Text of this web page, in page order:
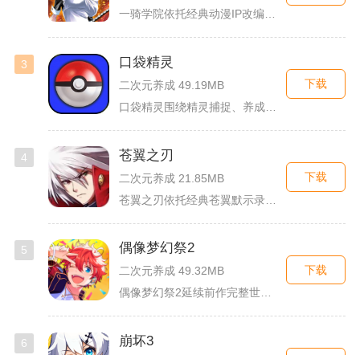
3 口袋精灵
二次元养成 49.19MB
下载
4 苍翼之刃
二次元养成 21.85MB
下载
5 偶像梦幻祭2
二次元养成 49.32MB
偶像梦幻祭2延续前作完整世界观，玩家以制作人身份陪伴49位少...
下载
6 崩坏3